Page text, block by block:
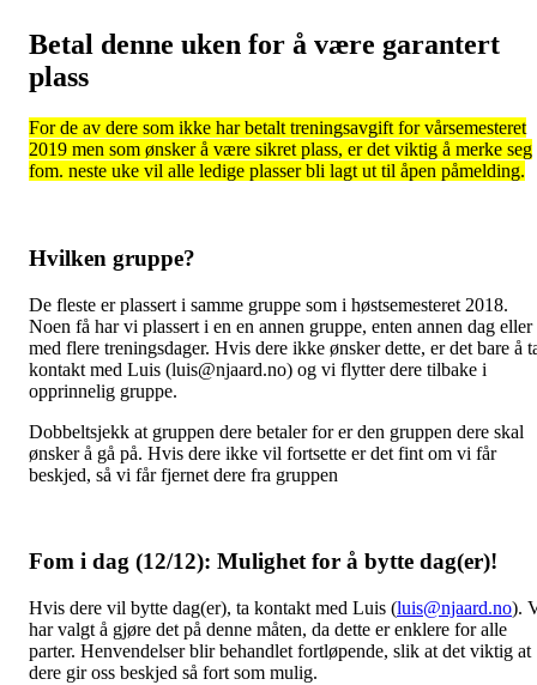
Betal denne uken for å være garantert
plass
For de av dere som ikke har betalt treningsavgift for vårsemesteret
2019 men som ønsker å være sikret plass, er det viktig å merke seg
fom. neste uke vil alle ledige plasser bli lagt ut til åpen påmelding.
Hvilken gruppe?
De fleste er plassert i samme gruppe som i høstsemesteret 2018.
Noen få har vi plassert i en en annen gruppe, enten annen dag eller
med flere treningsdager. Hvis dere ikke ønsker dette, er det bare å
kontakt med Luis (luis@njaard.no) og vi flytter dere tilbake i
opprinnelig gruppe.
Dobbeltsjekk at gruppen dere betaler for er den gruppen dere skal
ønsker å gå på. Hvis dere ikke vil fortsette er det fint om vi får
beskjed, så vi får fjernet dere fra gruppen
Fom i dag (12/12): Mulighet for å bytte dag(er)!
Hvis dere vil bytte dag(er), ta kontakt med Luis (luis@njaard.no).
har valgt å gjøre det på denne måten, da dette er enklere for alle
parter. Henvendelser blir behandlet fortløpende, slik at det viktig at
dere gir oss beskjed så fort som mulig.